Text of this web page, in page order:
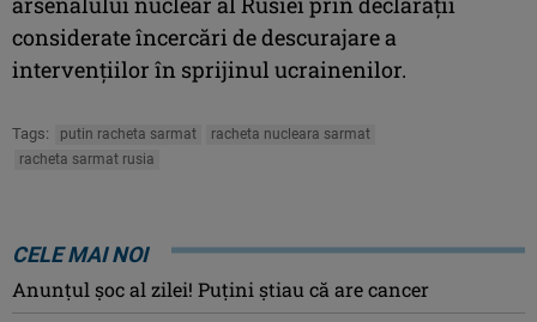
considerate încercări de descurajare a
intervenţiilor în sprijinul ucrainenilor.
Tags: putin racheta sarmat
racheta nucleara sarmat
racheta sarmat rusia
CELE MAI NOI
Anunţul şoc al zilei! Puţini ştiau că are cancer